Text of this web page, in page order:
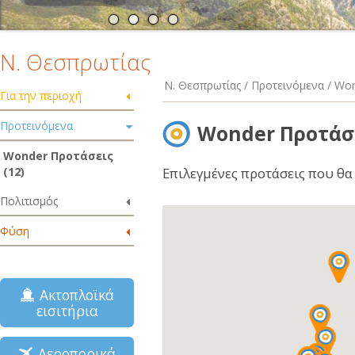
Ν. Θεσπρωτίας
Για την περιοχή
Προτεινόμενα
Wonder Προτάσεις
(12)
Πολιτισμός
Φύση
Ακτοπλοϊκά
εισιτήρια
Ν. Θεσπρωτίας / Προτεινόμενα /
Wonder
Επιλεγμένες προτάσεις που